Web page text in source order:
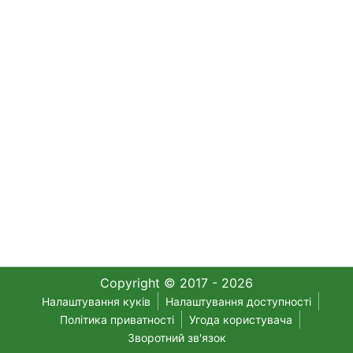
Copyright © 2017 - 2026
Налаштування куків
Налаштування доступності
Політика приватності
Угода користувача
Зворотний зв'язок